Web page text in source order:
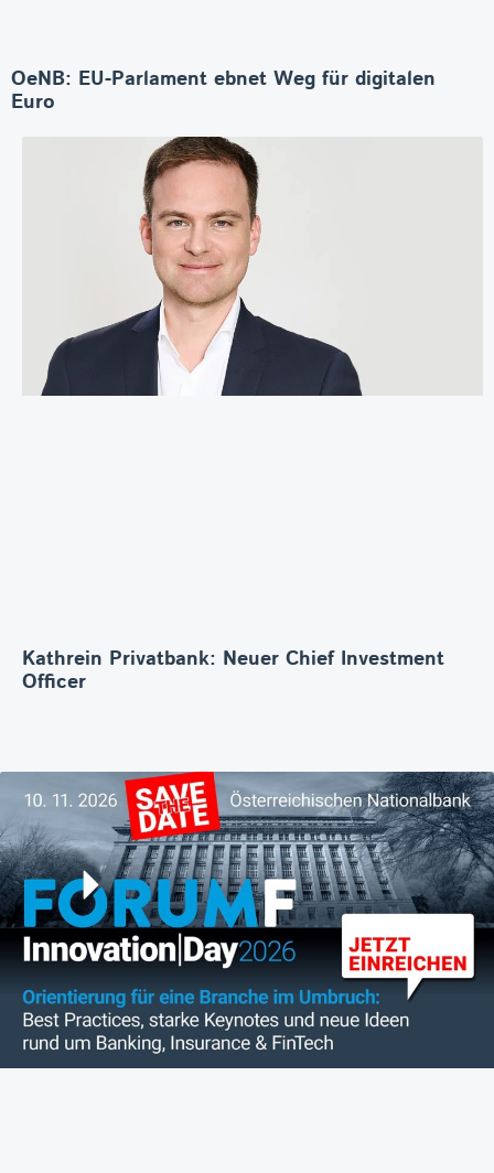
OeNB: EU-Parlament ebnet Weg für digitalen
Euro
Kathrein Privatbank: Neuer Chief Investment
Officer